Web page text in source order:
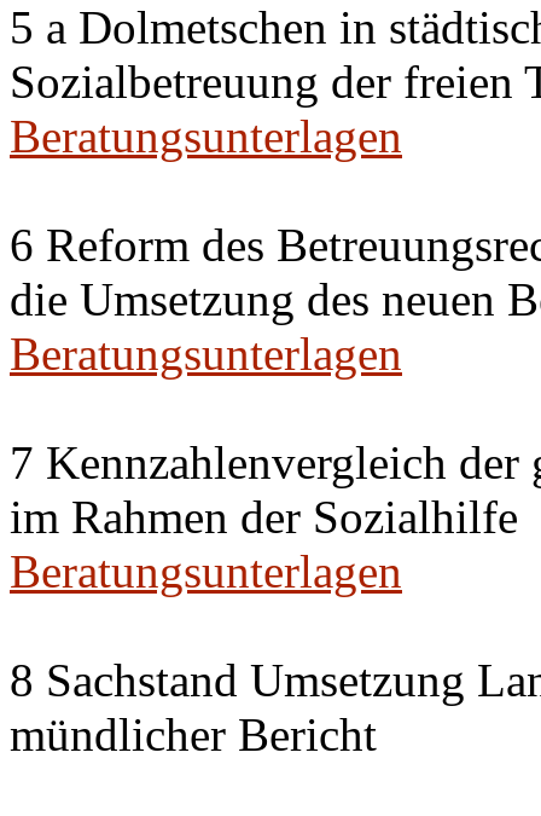
5 a Dolmetschen in
Sozialbetreuung der freien
Beratungsunterlagen
6 Reform des
die Umsetzung des neuen
Beratungsunterlagen
7 Kennzahlenvergleich
im Rahmen der Sozialhilfe
Beratungsunterlagen
8 Sachstand Umsetzung
mündlicher Bericht